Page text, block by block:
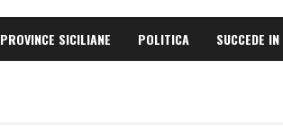
PROVINCE SICILIANE POLITICA SUCCEDE